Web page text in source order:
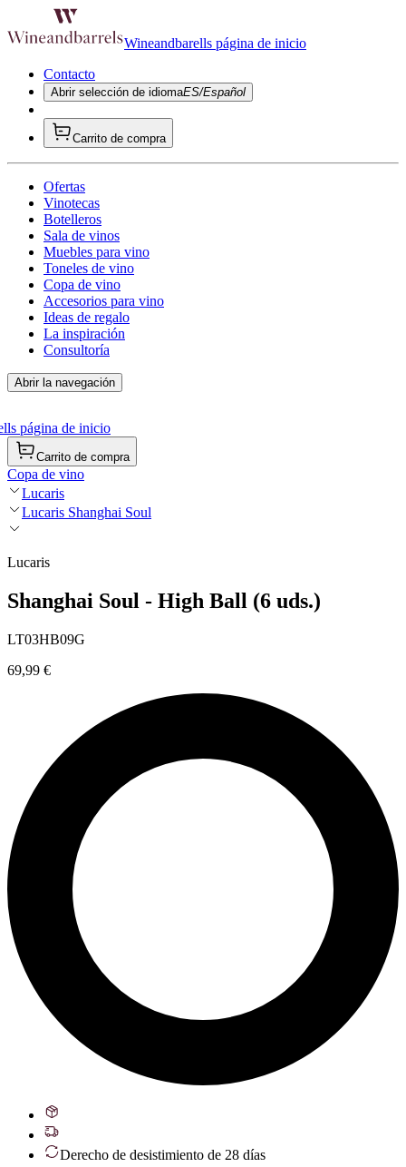
Wineandbarells página de inicio
Contacto
Abrir selección de idiomaES/Español
Carrito de compra
Ofertas
Vinotecas
Botelleros
Sala de vinos
Muebles para vino
Toneles de vino
Copa de vino
Accesorios para vino
Ideas de regalo
La inspiración
Consultoría
Abrir la navegación
página de inicio
Carrito de compra
Copa de vino
Lucaris
Lucaris Shanghai Soul
Lucaris
Shanghai Soul - High Ball (6 uds.)
LT03HB09G
69,99 €
Derecho de desistimiento de 28 días